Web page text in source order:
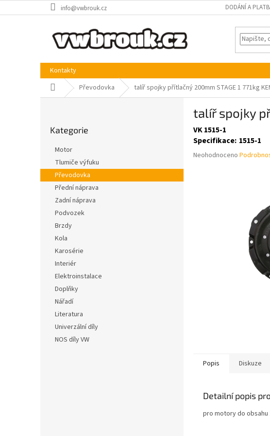
na
info@vwbrouk.cz DODÁNÍ A
Kontakty
Domů Převodovka talíř spojky přítlačný 200mm STAGE 1 771kg
n
kategorie
Kategorie
Motor
Tlumiče výfuku
Převodovka
Přední náprava
Zadní náprava
Podvozek
Brzdy
Kola
Karosérie
Interiér
Elektroinstalace
Doplňky
Nářadí
Literatura
Univerzální díly
NOS díly VW
talíř spojky
VK 1515-1
Specifikace: 1515-1
Průměrné
Neohodnoceno
Popis Diskuze
Detailní popis
pro motory do obsahu